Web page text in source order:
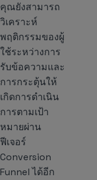
คุณยังสามารถ
วิเคราะห์
พฤติกรรมของผู้
ใช้ระหว่างการ
รับข้อความและ
การกระตุ้นให้
เกิดการดำเนิน
การตามเป้า
หมายผ่าน
ฟีเจอร์
Conversion
Funnel ได้อีก